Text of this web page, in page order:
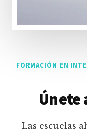
FORMACIÓN EN
Únete
Las escuelas